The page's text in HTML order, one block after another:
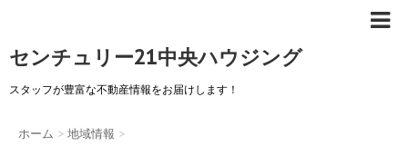
センチュリー21中央ハウジング
スタッフが豊富な不動産情報をお届けします！
ホーム > 地域情報 >